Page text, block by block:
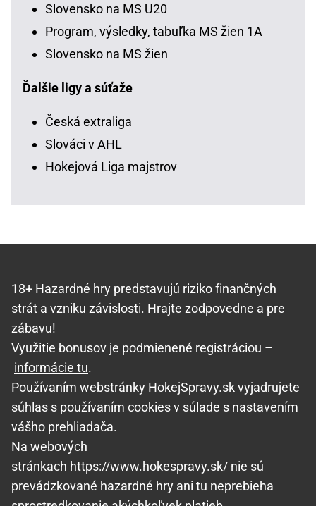
Slovensko na MS U20
Program, výsledky, tabuľka MS žien 1A
Slovensko na MS žien
Ďalšie ligy a súťaže
Česká extraliga
Slováci v AHL
Hokejová Liga majstrov
18+ Hazardné hry predstavujú riziko finančných
strát a vzniku závislosti. Hrajte zodpovedne a pre
zábavu!
Využitie bonusov je podmienené registráciou –
informácie tu.
Používaním webstránky HokejSpravy.sk vyjadrujete
súhlas s používaním cookies v súlade s nastavením
vášho prehliadača.
Na webových
stránkach https://www.hokespravy.sk/ nie sú
prevádzkované hazardné hry ani tu neprebieha